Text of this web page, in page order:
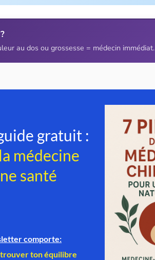
au dos ou grossesse = médecin immédiat.